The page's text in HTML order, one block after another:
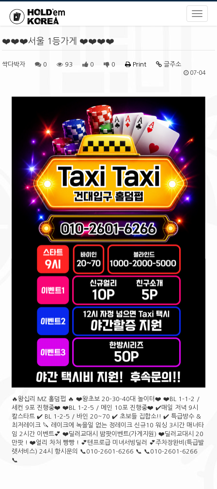
❤️❤️❤️서울 1등가게 ❤️❤️❤️❤️
싹다박자 0 93 0 0 Print 글주소
07-04
🔥왕십리 MZ 홀덤펍 🔥 ❤️왕초보 20-30-40대 놀이터❤️ ❤️BL 1-1-2 /
세컨 9포 진행중❤️ ❤️BL 1-2-5 / 메인 10포 진행중❤️ ✔️매일 저녁 9시
칼스타트 ✔️ BL 1-2-5 / 바인 20~70 ✔️ 초보들 집합소!! ✔️ 특급방수 &
최저레이크 🔪 레이크에 녹을일 없는 정레이크 신규10 워싱 3시간 매너타
임 2시간 이벤트💕 ❤️딜러교대시 밤팟이벤트(가게지원) ❤️딜러교대시 20
만팟 ! ❤️얼리 차처 빵빵 ! 💕텐프로급 미녀서빙딜러 💕주차장완비(특급발
렛서비스) 24시 항시문의 📞010-2601-6266 📞 📞010-2601-6266
📞